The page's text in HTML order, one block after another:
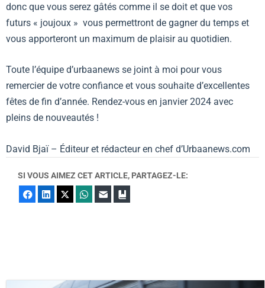
donc que vous serez gâtés comme il se doit et que vos
futurs « joujoux » vous permettront de gagner du temps et
vous apporteront un maximum de plaisir au quotidien.
Toute l’équipe d’urbaanews se joint à moi pour vous
remercier de votre confiance et vous souhaite d’excellentes
fêtes de fin d’année. Rendez-vous en janvier 2024 avec
pleins de nouveautés !
David Bjaï – Éditeur et rédacteur en chef d’Urbaanews.com
SI VOUS AIMEZ CET ARTICLE, PARTAGEZ-LE:
FacebookLinkedIn WhatsApp
E-mail